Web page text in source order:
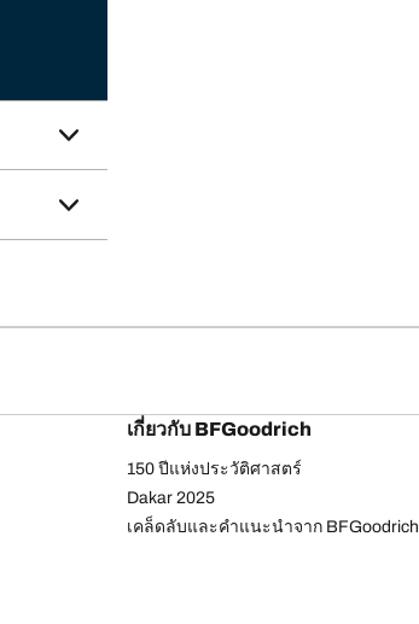
เกี่ยวกับ BFGoodrich
150 ปีแห่งประวัติศาสตร์
Dakar 2025
เคล็ดลับและคำแนะนำจาก BFGoodrich